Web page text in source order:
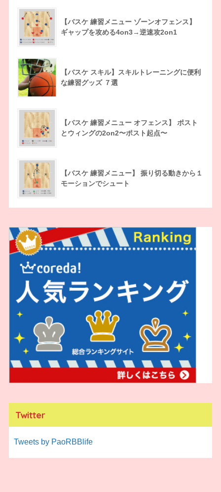
【バスケ 練習メニュー ゾーンオフェンス】
ギャップを攻める4on3→逆速攻2on1
【バスケ スキル】スキルトレーニングに便利
な練習グッズ ７選
【バスケ 練習メニュー オフェンス】 ポスト
とウィングの2on2〜ポスト起点〜
【バスケ 練習メニュー】 振り切る動きから１
モーションでシュート
Twitter
Tweets by PaoRBBlife